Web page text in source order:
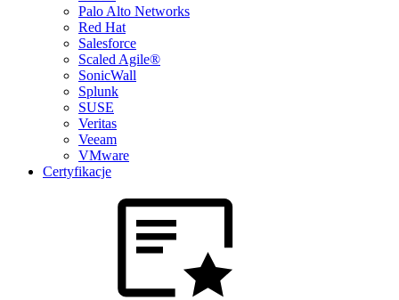
Palo Alto Networks
Red Hat
Salesforce
Scaled Agile®
SonicWall
Splunk
SUSE
Veritas
Veeam
VMware
Certyfikacje